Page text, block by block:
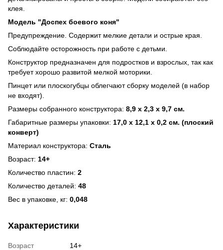
клея.
Модель "Доспех боевого коня"
Предупреждение. Содержит мелкие детали и острые края.
Соблюдайте осторожность при работе с детьми.
Конструктор предназначен для подростков и взрослых, так как
требует хорошо развитой мелкой моторики.
Пинцет или плоскогубцы облегчают сборку моделей (в набор
не входят).
Размеры собранного конструктора: 8,9 х 2,3 х 9,7 см.
Габаритные размеры упаковки: 17,0 х 12,1 х 0,2 см. (плоский
конверт)
Материал конструктора: Сталь
Возраст: 14+
Количество пластин: 2
Количество деталей: 48
Вес в упаковке, кг: 0,048
Характеристики
Возраст
14+